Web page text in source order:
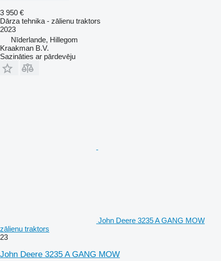
3 950 €
Dārza tehnika - zālienu traktors
2023
Nīderlande, Hillegom
Kraakman B.V.
Sazināties ar pārdevēju
John Deere 3235 A GANG MOW
zālienu traktors
23
John Deere 3235 A GANG MOW